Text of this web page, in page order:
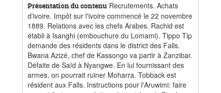
Présentation du contenu Recrutements. Achats
d'ivoire. Impôt sur l'ivoire commencé le 22 novembre
1889. Relations avec les chefs Arabes. Rachid est
établi à Isanghi (embouchure du Lomami). Tippo Tip
demande des résidents dans le district des Falls.
Bwana Azizé, chef de Kassongo va partir à Zanzibar.
Défaite de Saïd à Nyangwe. En lui fournissant des
armes, on pourrait ruiner Moharra. Tobback est
résident aux Falls. Instructions pour l'Aruwimi: faire